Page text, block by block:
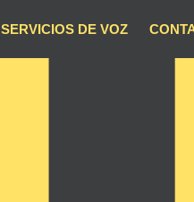
SERVICIOS DE VOZ